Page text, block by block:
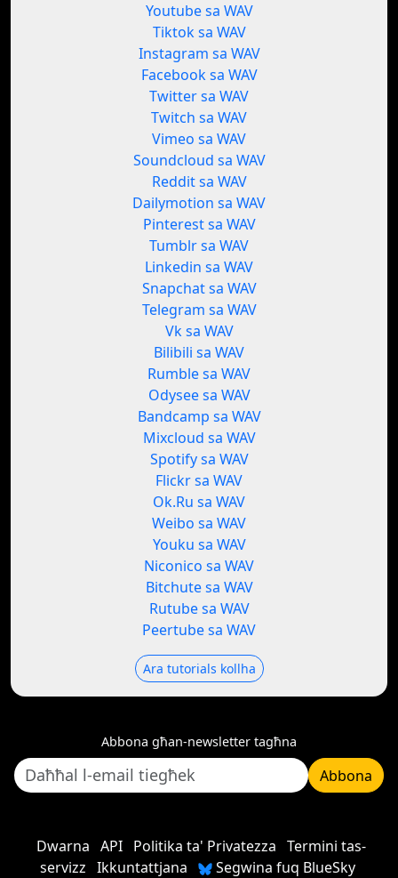
Youtube sa WAV
Tiktok sa WAV
Instagram sa WAV
Facebook sa WAV
Twitter sa WAV
Twitch sa WAV
Vimeo sa WAV
Soundcloud sa WAV
Reddit sa WAV
Dailymotion sa WAV
Pinterest sa WAV
Tumblr sa WAV
Linkedin sa WAV
Snapchat sa WAV
Telegram sa WAV
Vk sa WAV
Bilibili sa WAV
Rumble sa WAV
Odysee sa WAV
Bandcamp sa WAV
Mixcloud sa WAV
Spotify sa WAV
Flickr sa WAV
Ok.Ru sa WAV
Weibo sa WAV
Youku sa WAV
Niconico sa WAV
Bitchute sa WAV
Rutube sa WAV
Peertube sa WAV
Ara tutorials kollha
Abbona għan-newsletter tagħna
Abbona
Dwarna API Politika ta' Privatezza Termini tas-
servizz Ikkuntattjana Segwina fuq BlueSky